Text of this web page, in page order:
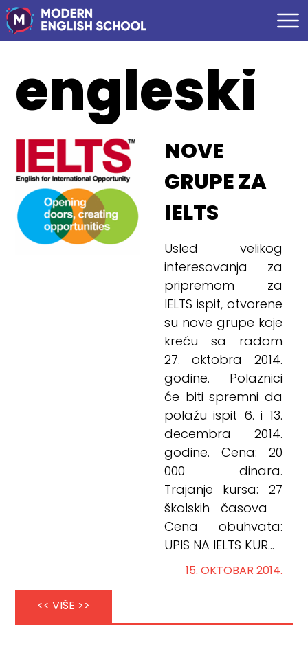
engleski
NOVE
GRUPE ZA
IELTS
Usled velikog
interesovanja za
pripremom za
IELTS ispit, otvorene
su nove grupe koje
kreću sa radom
27. oktobra 2014.
godine. Polaznici
će biti spremni da
polažu ispit 6. i 13.
decembra 2014.
godine. Cena: 20
000 dinara.
Trajanje kursa: 27
školskih časova
Cena obuhvata:
UPIS NA IELTS KUR...
15. OKTOBAR 2014.
<< VIŠE >>